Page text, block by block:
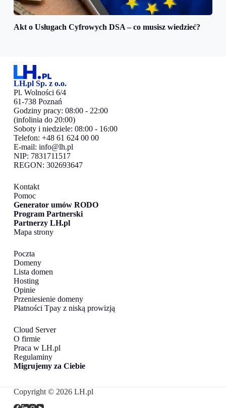
Akt o Usługach Cyfrowych DSA – co musisz wiedzieć?
LH.pl Sp. z o.o.
Pl. Wolności 6/4
61-738 Poznań
Godziny pracy: 08:00 - 22:00
(infolinia do 20:00)
Soboty i niedziele: 08:00 - 16:00
Telefon: +48 61 624 00 00
E-mail: info@lh.pl
NIP: 7831711517
REGON: 302693647
Kontakt
Pomoc
Generator umów RODO
Program Partnerski
Partnerzy LH.pl
Mapa strony
Poczta
Domeny
Lista domen
Hosting
Opinie
Przeniesienie domeny
Płatności Tpay z niską prowizją
Cloud Server
O firmie
Praca w LH.pl
Regulaminy
Migrujemy za Ciebie
Copyright © 2026 LH.pl